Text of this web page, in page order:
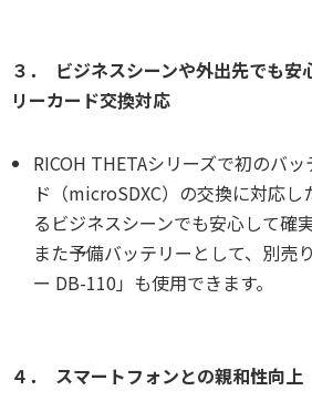
３． ビジネスシーンや外出先でも安
リーカード交換対応
RICOH THETAシリーズで初のバ
ド（microSDXC）の交換に対応
るビジネスシーンでも安心して確
また予備バッテリーとして、別売
ー DB-110」も使用できます。
４． スマートフォンとの親和性向上